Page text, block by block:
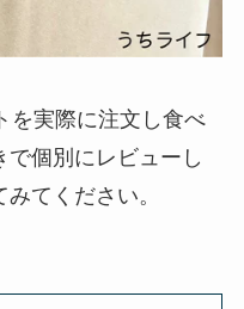
を実際に注文し食べ
個別にレビューし
てください。